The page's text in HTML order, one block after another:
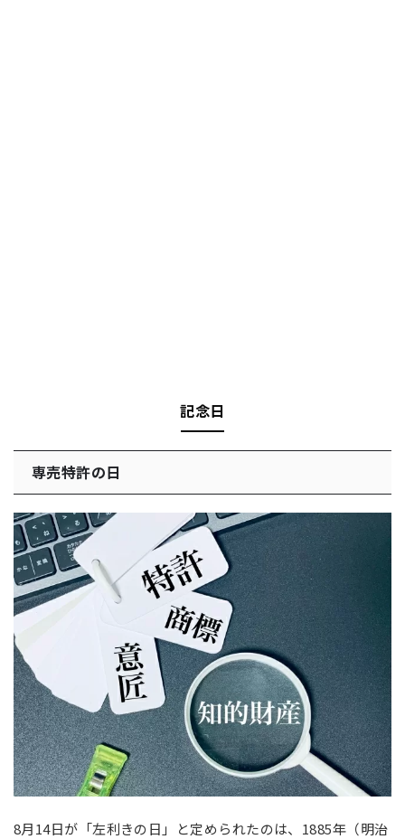
記念日
専売特許の日
8月14日が「左利きの日」と定められたのは、1885年（明治